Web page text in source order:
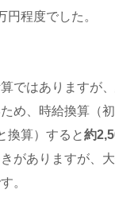
円程度でした。
ではありますが
め、時給換算（
換算）すると約
がありますが、
。